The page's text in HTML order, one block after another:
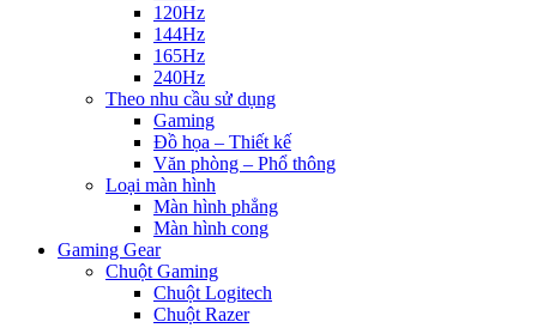
120Hz
144Hz
165Hz
240Hz
Theo nhu cầu sử dụng
Gaming
Đồ họa – Thiết kế
Văn phòng – Phổ thông
Loại màn hình
Màn hình phẳng
Màn hình cong
Gaming Gear
Chuột Gaming
Chuột Logitech
Chuột Razer